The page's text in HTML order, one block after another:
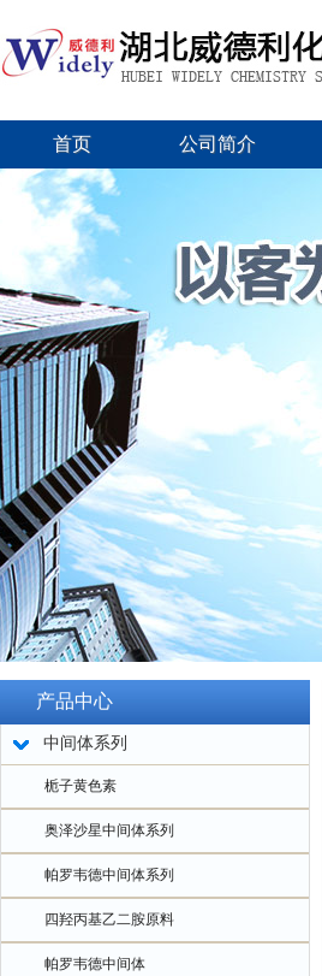
首页 公司简介
产品中心
中间体系列
栀子黄色素
奥泽沙星中间体系列
帕罗韦德中间体系列
四羟丙基乙二胺原料
帕罗韦德中间体